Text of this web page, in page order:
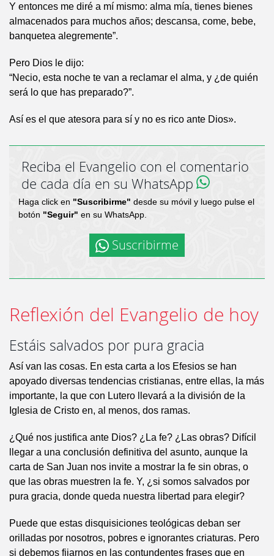
Y entonces me diré a mí mismo: alma mía, tienes bienes
almacenados para muchos años; descansa, come, bebe,
banquetea alegremente”.
Pero Dios le dijo:
“Necio, esta noche te van a reclamar el alma, y ¿de quién
será lo que has preparado?”.
Así es el que atesora para sí y no es rico ante Dios».
Reciba el Evangelio con el comentario
de cada día en su WhatsApp
Haga click en "Suscribirme" desde su móvil y luego pulse el
botón "Seguir" en su WhatsApp.
Suscribirme
Reflexión del Evangelio de hoy
Estáis salvados por pura gracia
Así van las cosas. En esta carta a los Efesios se han
apoyado diversas tendencias cristianas, entre ellas, la más
importante, la que con Lutero llevará a la división de la
Iglesia de Cristo en, al menos, dos ramas.
¿Qué nos justifica ante Dios? ¿La fe? ¿Las obras? Difícil
llegar a una conclusión definitiva del asunto, aunque la
carta de San Juan nos invite a mostrar la fe sin obras, o
que las obras muestren la fe. Y, ¿si somos salvados por
pura gracia, donde queda nuestra libertad para elegir?
Puede que estas disquisiciones teológicas deban ser
orilladas por nosotros, pobres e ignorantes criaturas. Pero
si debemos fijarnos en las contundentes frases que en